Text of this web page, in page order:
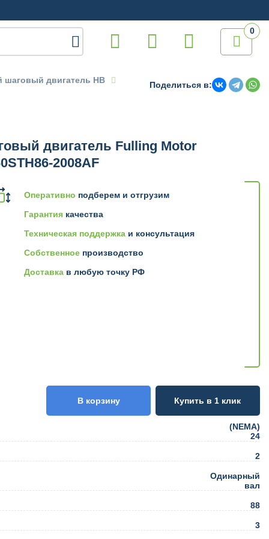

0
шаговый двигатель HB Поделиться в:
двигатель Fulling Motor
2008AF
(NEMA)
24
2
Одинарный
вал
88
3
Оперативно подберем и отгрузим
Гарантия качества
Техническая поддержка и консультация
Собственное производство
Доставка в любую точку РФ
В корзину Купить в 1 клик